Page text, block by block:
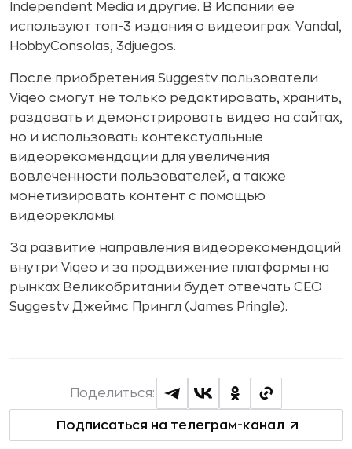
Independent Media и другие. В Испании ее
используют топ-3 издания о видеоиграх: Vandal,
HobbyConsolas, 3djuegos.
После приобретения Suggestv пользователи
Viqeo смогут не только редактировать, хранить,
раздавать и демонстрировать видео на сайтах,
но и использовать контекстуальные
видеорекомендации для увеличения
вовлеченности пользователей, а также
монетизировать контент с помощью
видеорекламы.
За развитие направления видеорекомендаций
внутри Viqeo и за продвижение платформы на
рынках Великобритании будет отвечать СЕО
Suggestv Джеймс Прингл (James Pringle).
Подписаться на телеграм-канал
Поделиться: